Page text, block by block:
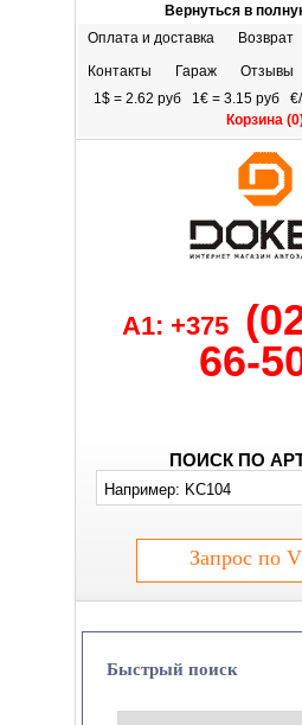
Вернуться в
Оплата и доставка
Возврат
Контакты
Гараж Отзывы
1$ = 2.62 руб 1€ = 3.15 руб
Корзина (0
A1: +375
66-
ПОИСК ПО
Запрос по
Быстрый поиск